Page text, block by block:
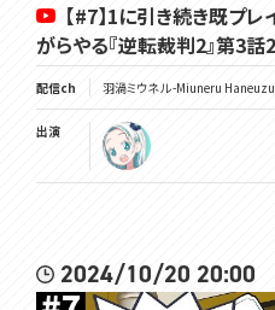
【#7】1に引き続き既プ
がらやる『逆転裁判2』第3
配信ch 羽渦ミウネル -Miuneru
出演
2024/10/20 20:00